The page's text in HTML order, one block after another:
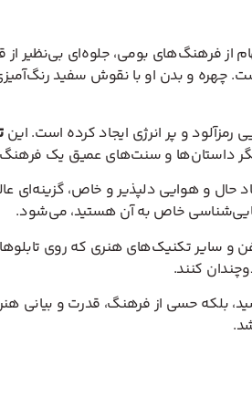
از فرهنگ‌های بومی، جلوه‌ای بی‌نظیر
و بدن او با نقوش سفید
و پر انرژی ایجاد کرده است. این
داستان‌ها و سنت‌های عمیق یک
حال و هوایی دلپذیر و خاص،
خاص به آن هستید، می‌شود.
سایر تکنیک‌های هنری که روی
کنند.
بلکه حسی از فرهنگ، قدرت و بیانی